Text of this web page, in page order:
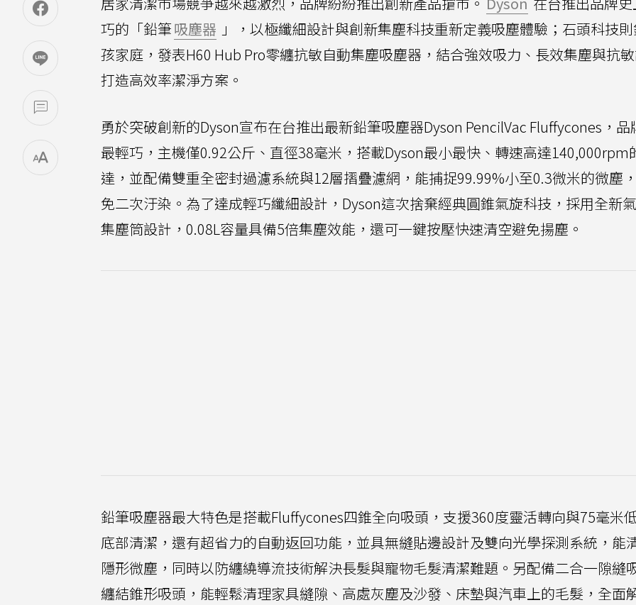
巧的「鉛筆吸塵器 」，以極纖細設計與創新集塵科技重新定義吸塵體驗；石頭科技
孩家庭，發表H60 Hub Pro零纏抗敏自動集塵吸塵器，結合強效吸力、長效集塵與抗
打造高效率潔淨方案。
勇於突破創新的Dyson宣布在台推出最新鉛筆吸塵器Dyson PencilVac Fluffycones，品
最輕巧，主機僅0.92公斤、直徑38毫米，搭載Dyson最小最快、轉速高達140,000rpm
達，並配備雙重全密封過濾系統與12層摺疊濾網，能捕捉99.99%小至0.3微米的微塵
免二次汙染。為了達成輕巧纖細設計，Dyson這次捨棄經典圓錐氣旋科技，採用全新
集塵筒設計，0.08L容量具備5倍集塵效能，還可一鍵按壓快速清空避免揚塵。
鉛筆吸塵器最大特色是搭載Fluffycones四錐全向吸頭，支援360度靈活轉向與75毫米
底部清潔，還有超省力的自動返回功能，並具無縫貼邊設計及雙向光學探測系統，能
隱形微塵，同時以防纏繞導流技術解決長髮與寵物毛髮清潔難題。另配備二合一隙縫
纏結錐形吸頭，能輕鬆清理家具縫隙、高處灰塵及沙發、床墊與汽車上的毛髮，全面